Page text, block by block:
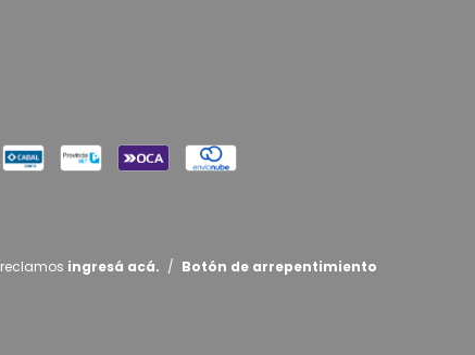
ingresá acá. / Botón de arrepentimiento